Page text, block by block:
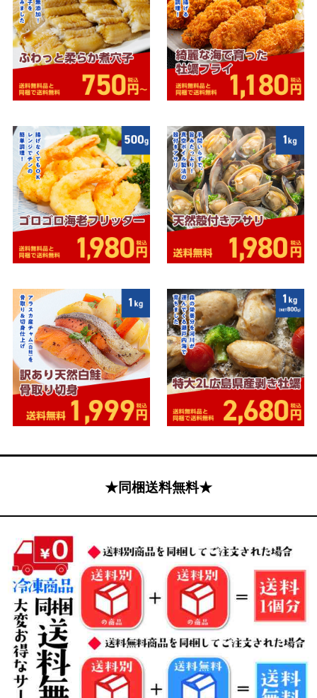
～999円
1,000円～1,999円
2,000円～2,999円
3,000円～3,999円
4,000円～
TOPページはこちら